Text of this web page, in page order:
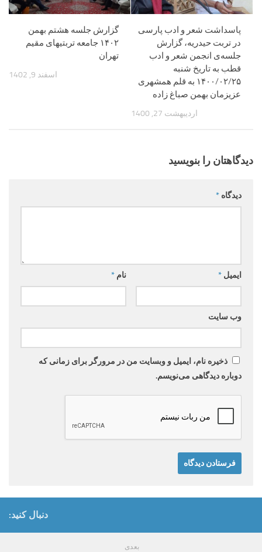
گزارش جلسه هشتم بهمن
۱۴۰۲ جامعه تربتیهای مقیم
تهران
اسفند 9, 1402
پاسداشت شعر و ادب پارسی
در تربت حیدریه، گزارش
جلسه‌ی انجمن شعر و ادب
قطب به تاریخ شنبه
۱۴۰۰/۰۲/۲۵ به قلم همشهری
عزیزمان بهمن صباغ زاده
اردیبهشت 27, 1400
دیدگاهتان را بنویسید
دیدگاه *
نام * ایمیل *
وب‌ سایت
ذخیره نام، ایمیل و وبسایت من در مرورگر برای زمانی که
دوباره دیدگاهی می‌نویسم.
دنبال کنید:
بعدی